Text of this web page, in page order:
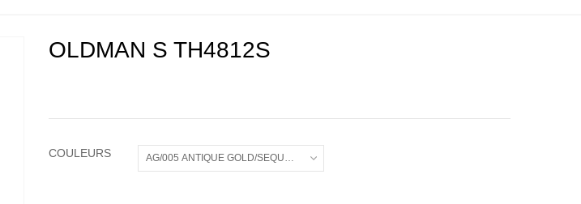
OLDMAN S TH4812S
COULEURS AG/005 ANTIQUE GOLD/SEQUOIA